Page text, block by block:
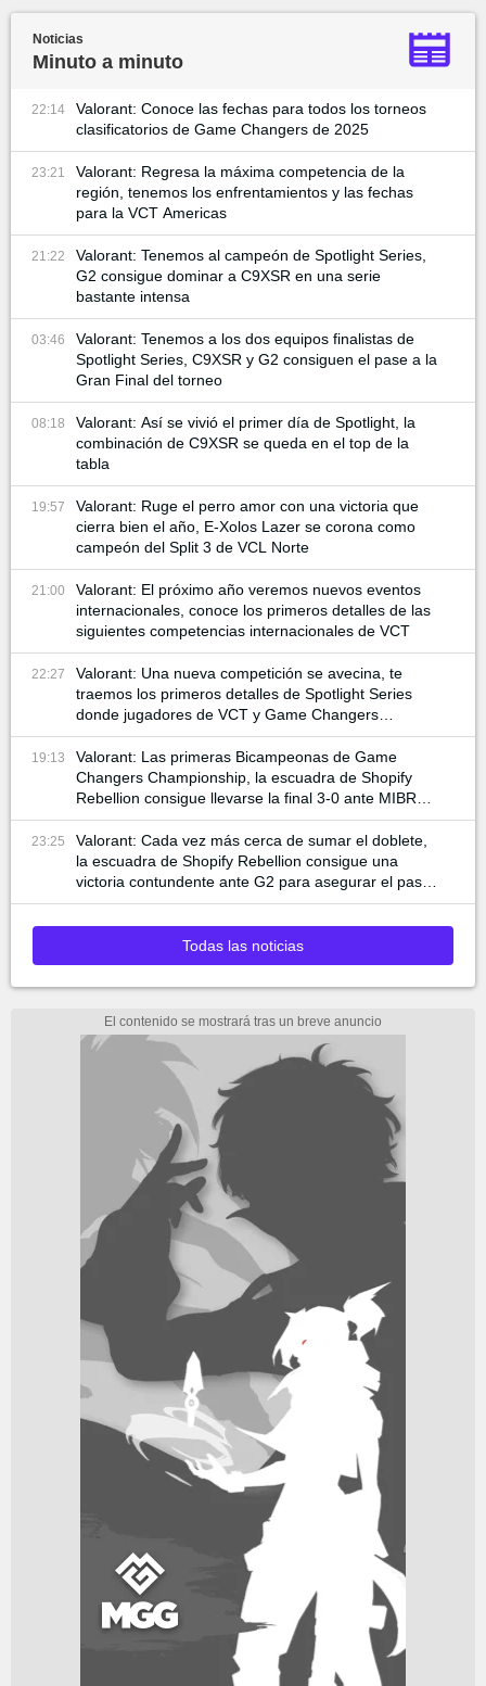
Noticias
Minuto a minuto
22:14
Valorant: Conoce las fechas para todos los torneos
clasificatorios de Game Changers de 2025
23:21
Valorant: Regresa la máxima competencia de la
región, tenemos los enfrentamientos y las fechas
para la VCT Americas
21:22
Valorant: Tenemos al campeón de Spotlight Series,
G2 consigue dominar a C9XSR en una serie
bastante intensa
03:46
Valorant: Tenemos a los dos equipos finalistas de
Spotlight Series, C9XSR y G2 consiguen el pase a la
Gran Final del torneo
08:18
Valorant: Así se vivió el primer día de Spotlight, la
combinación de C9XSR se queda en el top de la
tabla
19:57
Valorant: Ruge el perro amor con una victoria que
cierra bien el año, E-Xolos Lazer se corona como
campeón del Split 3 de VCL Norte
21:00
Valorant: El próximo año veremos nuevos eventos
internacionales, conoce los primeros detalles de las
siguientes competencias internacionales de VCT
22:27
Valorant: Una nueva competición se avecina, te
traemos los primeros detalles de Spotlight Series
donde jugadores de VCT y Game Changers
participan
19:13
Valorant: Las primeras Bicampeonas de Game
Changers Championship, la escuadra de Shopify
Rebellion consigue llevarse la final 3-0 ante MIBR
para alzar la copa
23:25
Valorant: Cada vez más cerca de sumar el doblete,
la escuadra de Shopify Rebellion consigue una
victoria contundente ante G2 para asegurar el pase
a la final
Todas las noticias